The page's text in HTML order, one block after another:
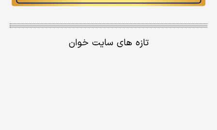
تازه های سایت خوان